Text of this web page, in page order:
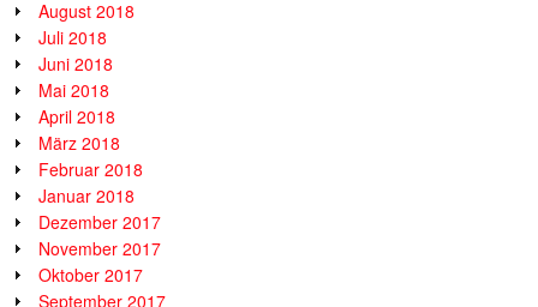
August 2018
Juli 2018
Juni 2018
Mai 2018
April 2018
März 2018
Februar 2018
Januar 2018
Dezember 2017
November 2017
Oktober 2017
September 2017